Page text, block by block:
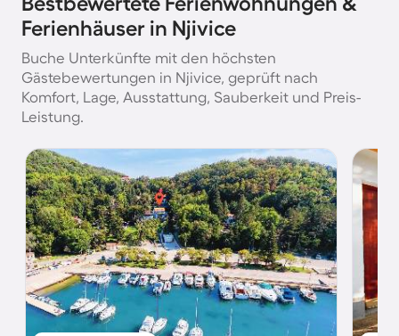
Ferienhäuser in Njivice
Buche Unterkünfte mit den höchsten
Gästebewertungen in Njivice, geprüft nach
Komfort, Lage, Ausstattung, Sauberkeit und Preis-
Leistung.